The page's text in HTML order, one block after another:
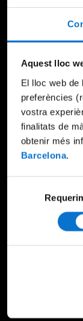
Aquest lloc
El lloc web
preferències
vostra
finalitats de
obtenir més
Barcelona.
consentiment